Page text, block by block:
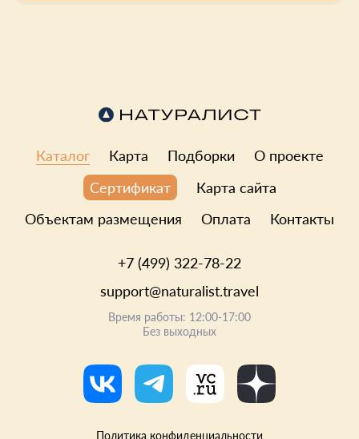
Каталог Карта Подборки
О проекте
Сертификат
Карта сайта
Объектам размещения
Оплата Контакты
+7 (499) 322-78-22
support@naturalist.travel
Время работы: 12:00-17:00
Без выходных
Политика конфиденциальности